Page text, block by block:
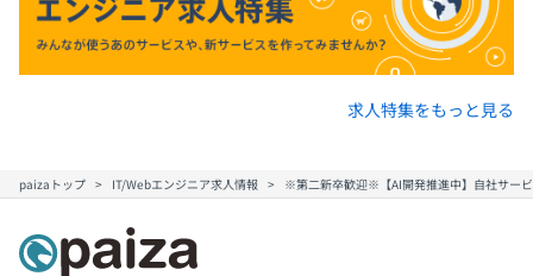
求人特集をもっと見る
paizaトップ IT/Webエンジニア求人情報 ※第二新卒歓迎※【AI開発推進中】自社サー